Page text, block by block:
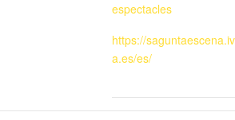
espectacles
https://
a.es/es/